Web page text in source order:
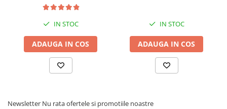
IN STOC
ADAUGA IN COS
IN STOC
ADAUGA IN COS
Newsletter Nu rata ofertele si promotiile noastre